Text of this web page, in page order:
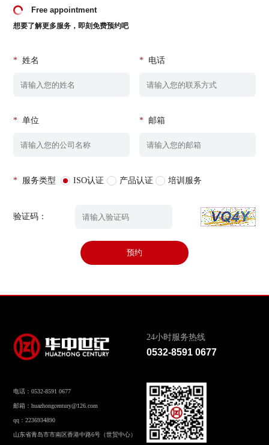
Free appointment
想要了解更多服务，即刻免费预约吧
* 姓名 * 电话
* 单位 * 邮箱
* 服务类型 ISO认证 产品认证 培训服务
验证码：
预约
24小时服务热线
0532-8591 0677
电话：0532-8591 0677
邮箱：huazhongcentury@126.com
qq：2236934890
山东省青岛市市南区香港中路6号（世贸中心）